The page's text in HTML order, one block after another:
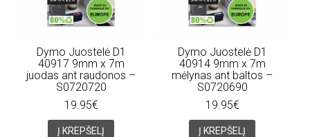
Dymo Juostelė D1
40917 9mm x 7m
juodas ant raudonos –
S0720720
19.95€
Į KREPŠELĮ
Dymo Juostelė D1
40914 9mm x 7m
mėlynas ant baltos –
S0720690
19.95€
Į KREPŠELĮ